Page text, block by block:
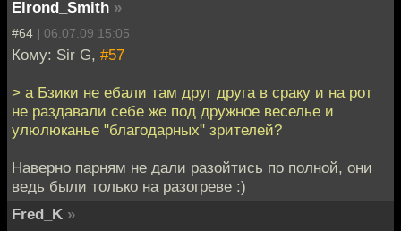
Elrond_Smith »
#64 | 06.07.09 15:05
Кому: Sir G, #57
> а Бзики не ебали там друг друга в сраку и на рот
не раздавали себе же под дружное веселье и
улюлюканье "благодарных" зрителей?
Наверно парням не дали разойтись по полной, они
ведь были только на разогреве :)
Fred_K »